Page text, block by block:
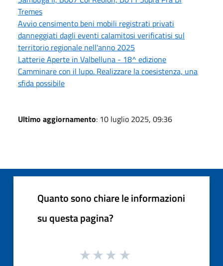
Tremes
Avvio censimento beni mobili registrati privati
danneggiati dagli eventi calamitosi verificatisi sul
territorio regionale nell'anno 2025
Latterie Aperte in Valbelluna - 18^ edizione
Camminare con il lupo. Realizzare la coesistenza, una
sfida possibile
Ultimo aggiornamento: 10 luglio 2025, 09:36
Quanto sono chiare le informazioni
su questa pagina?